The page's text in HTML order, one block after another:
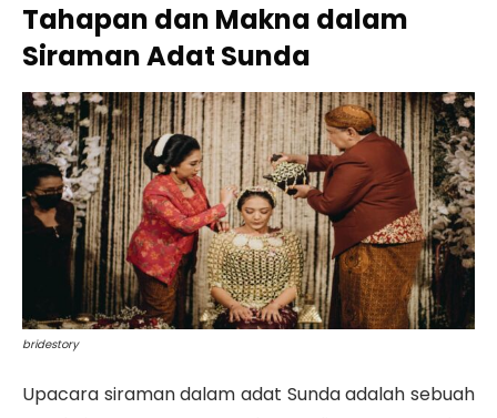
Tahapan dan Makna dalam
Siraman Adat Sunda
bridestory
Upacara siraman dalam adat Sunda adalah sebuah